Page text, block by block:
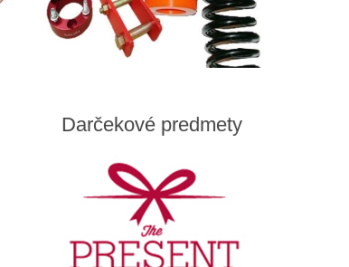
Darčekové predmety